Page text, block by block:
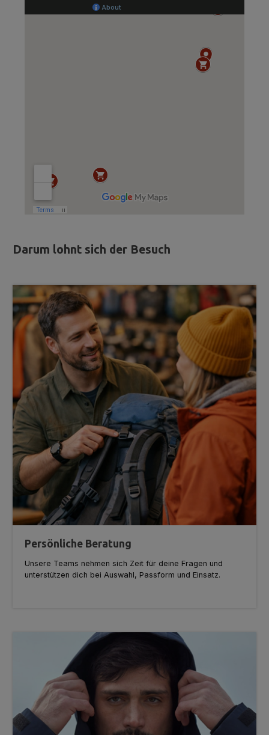
Darum lohnt sich der Besuch
Persönliche Beratung
Unsere Teams nehmen sich Zeit für deine Fragen und
unterstützen dich bei Auswahl, Passform und Einsatz.